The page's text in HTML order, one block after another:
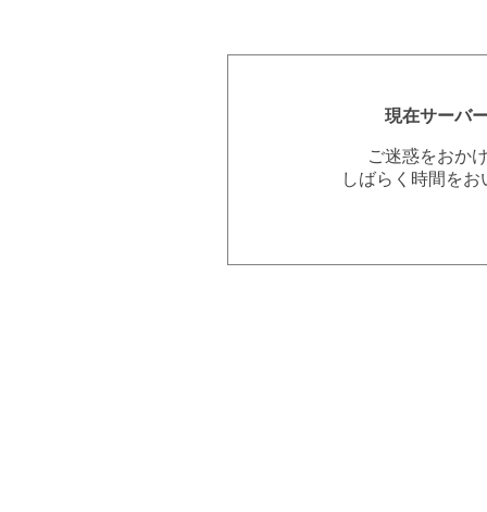
現在サーバ
ご迷惑をおか
しばらく時間を